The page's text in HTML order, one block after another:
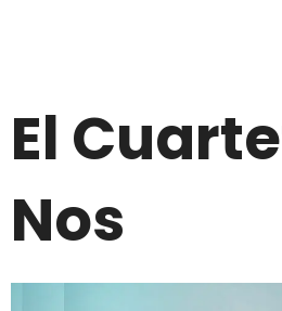
El
Nos